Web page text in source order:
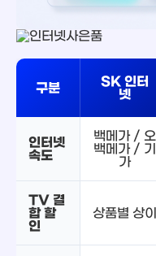
구분
SK 인터
넷
인터넷
속도
백메가 / 오
백메가 / 기
가
TV 결
합 할
인
상품별 상이